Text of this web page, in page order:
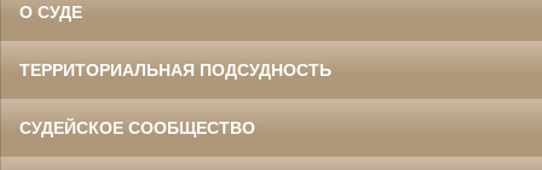
О СУДЕ
ТЕРРИТОРИАЛЬНАЯ ПОДСУДНОСТЬ
СУДЕЙСКОЕ СООБЩЕСТВО